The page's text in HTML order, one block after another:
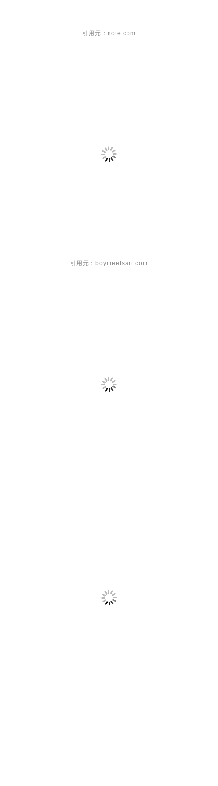
引用元：note.com
引用元：boymeetsart.com